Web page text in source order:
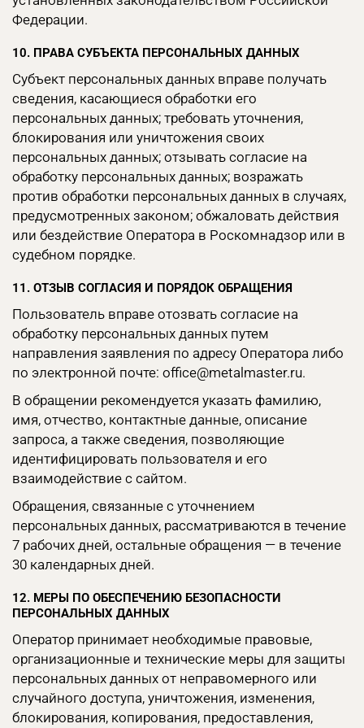
Федерации.
10. ПРАВА СУБЪЕКТА ПЕРСОНАЛЬНЫХ ДАННЫХ
Субъект персональных данных вправе получать
сведения, касающиеся обработки его
персональных данных; требовать уточнения,
блокирования или уничтожения своих
персональных данных; отзывать согласие на
обработку персональных данных; возражать
против обработки персональных данных в случаях,
предусмотренных законом; обжаловать действия
или бездействие Оператора в Роскомнадзор или в
судебном порядке.
11. ОТЗЫВ СОГЛАСИЯ И ПОРЯДОК ОБРАЩЕНИЯ
Пользователь вправе отозвать согласие на
обработку персональных данных путем
направления заявления по адресу Оператора либо
по электронной почте: office@metalmaster.ru.
В обращении рекомендуется указать фамилию,
имя, отчество, контактные данные, описание
запроса, а также сведения, позволяющие
идентифицировать пользователя и его
взаимодействие с сайтом.
Обращения, связанные с уточнением
персональных данных, рассматриваются в течение
7 рабочих дней, остальные обращения — в течение
30 календарных дней.
12. МЕРЫ ПО ОБЕСПЕЧЕНИЮ БЕЗОПАСНОСТИ
ПЕРСОНАЛЬНЫХ ДАННЫХ
Оператор принимает необходимые правовые,
организационные и технические меры для защиты
персональных данных от неправомерного или
случайного доступа, уничтожения, изменения,
блокирования, копирования, предоставления,